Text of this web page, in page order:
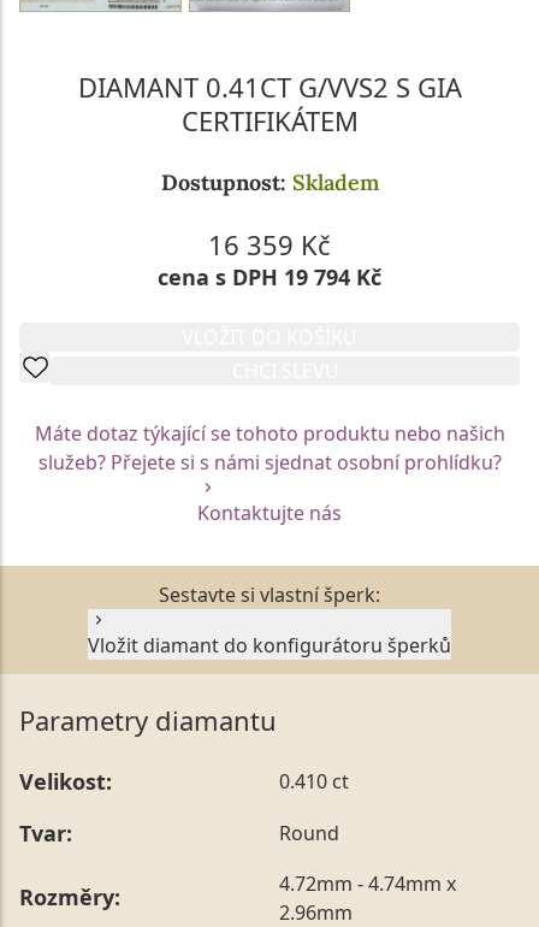
DIAMANT 0.41CT G/VVS2 S GIA
CERTIFIKÁTEM
Dostupnost: Skladem
16 359 Kč
cena s DPH 19 794 Kč
Máte dotaz týkající se tohoto produktu nebo našich
služeb? Přejete si s námi sjednat osobní prohlídku?
Kontaktujte nás
Sestavte si vlastní šperk:
Vložit diamant do konfigurátoru šperků
Parametry diamantu
Velikost: 0.410 ct
Tvar: Round
Rozměry:
4.72mm - 4.74mm x
2.96mm